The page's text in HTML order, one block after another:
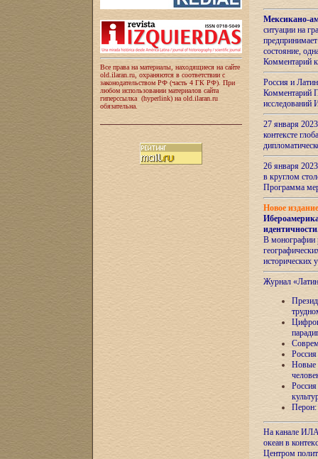
Все права на материалы, находящиеся на сайте
old.ilaran.ru, охраняются в соответствии с
законодательством РФ (часть 4 ГК РФ). При
любом использовании материалов сайта
гиперссылка (hyperlink) на old.ilaran.ru
обязательна.
Мексикано-
ситуации на
состояние,
Комментарий
Россия и
Комментарий
27 января
контексте
26 января
в круглом
Программа
Новое
идентичности
В монографии
исторических
Журнал
Новые
Перон:
На канале
океан в
Центром